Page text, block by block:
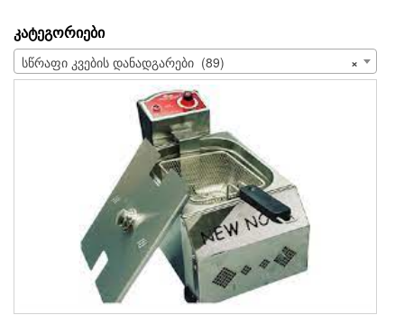
ᲙᲐᲢᲔᲒᲝᲠᲘᲔᲑᲘ
×
სწრაფი კვების დანადგარები (89)